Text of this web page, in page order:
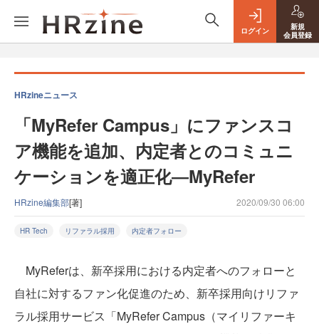
ログイン
新規
会員登録
HRzineニュース
「MyRefer Campus」にファンスコ
ア機能を追加、内定者とのコミュニ
ケーションを適正化―MyRefer
HRzine編集部[著] 2020/09/30 06:00
HR Tech リファラル採用 内定者フォロー
MyReferは、新卒採用における内定者へのフォローと
自社に対するファン化促進のため、新卒採用向けリファ
ラル採用サービス「MyRefer Campus（マイリファーキ